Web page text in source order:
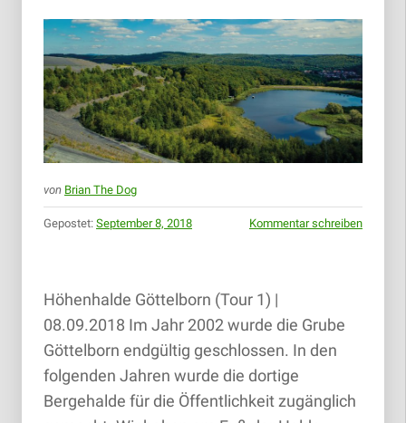
von Brian The Dog
Gepostet: September 8, 2018 Kommentar schreiben
Höhenhalde Göttelborn (Tour 1) |
08.09.2018 Im Jahr 2002 wurde die Grube
Göttelborn endgültig geschlossen. In den
folgenden Jahren wurde die dortige
Bergehalde für die Öffentlichkeit zugänglich